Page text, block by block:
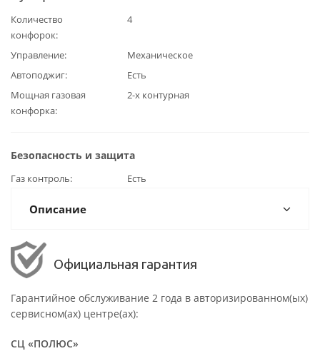
Количество
конфорок
4
Управление
Механическое
Автоподжиг
Есть
Мощная газовая
конфорка
2-х контурная
Безопасность и защита
Газ контроль Есть
Описание
Официальная гарантия
Гарантийное обслуживание 2 года в авторизированном(ых)
сервисном(ах) центре(ах):
СЦ «ПОЛЮС»